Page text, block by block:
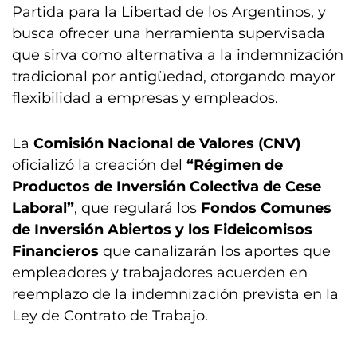
Partida para la Libertad de los Argentinos, y
busca ofrecer una herramienta supervisada
que sirva como alternativa a la indemnización
tradicional por antigüedad, otorgando mayor
flexibilidad a empresas y empleados.
La Comisión Nacional de Valores (CNV)
oficializó la creación del “Régimen de
Productos de Inversión Colectiva de Cese
Laboral”, que regulará los Fondos Comunes
de Inversión Abiertos y los Fideicomisos
Financieros que canalizarán los aportes que
empleadores y trabajadores acuerden en
reemplazo de la indemnización prevista en la
Ley de Contrato de Trabajo.